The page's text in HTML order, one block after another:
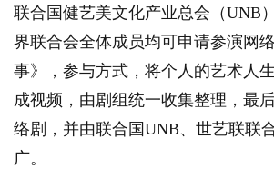
联合国健艺美文化产业总会（UNB
界联合会全体成员均可申请参演网
事》，参与方式，将个人的艺术人
成视频，由剧组统一收集整理，最
络剧，并由联合国UNB、世艺联联
广。